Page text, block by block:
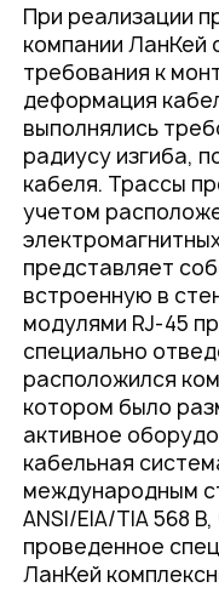
При реализации
компании
требования к
деформация
выполнялись
радиусу изгиба,
кабеля. Трассы
учетом
представляет
встроенную в
модулями RJ-45
специально
расположился
котором было
активное
кабельная
международным
ANSI/EIA/TIA 568
проведенное
ЛанКей